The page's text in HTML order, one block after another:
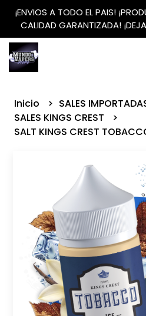
¡ENVIOS A TODO EL PAIS!
CALIDAD GARANTIZADA!
Inicio
SALES
SALES KINGS CREST
SALT KINGS CREST